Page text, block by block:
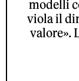
modelli
viola il
valore».